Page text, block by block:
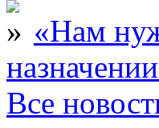
«Нам
Все